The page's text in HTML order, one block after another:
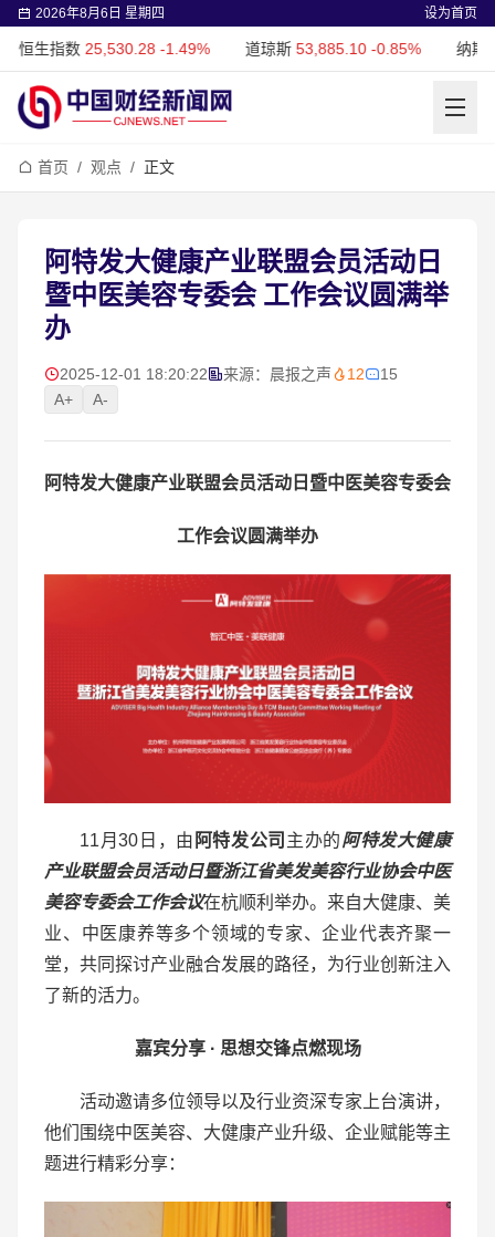
2026年8月6日 星期四 设为首页
25,530.28 -1.49% 道琼斯 53,885.10 -0.85% 纳斯达克
首页 / 观点 / 正文
​阿特发大健康产业联盟会员活动日
暨中医美容专委会 工作会议圆满举
办
2025-12-01 18:20:22 来源：晨报之声 12
15
A+
A-
阿特发大健康产业联盟会员活动日暨中医美容专委会
工作会议圆满举办
11月30日，由 阿特发公司 主办的阿特发大健康
产业联盟会员活动日暨浙江省美发美容行业协会中医
美容专委会工作会议在杭顺利举办。来自大健康、美
业、中医康养等多个领域的专家、企业代表齐聚一
堂，共同探讨产业融合发展的路径，为行业创新注入
了新的活力。
嘉宾分享 · 思想交锋点燃现场
活动邀请多位领导以及行业资深专家上台演讲，
他们围绕中医美容、大健康产业升级、企业赋能等主
题进行精彩分享：